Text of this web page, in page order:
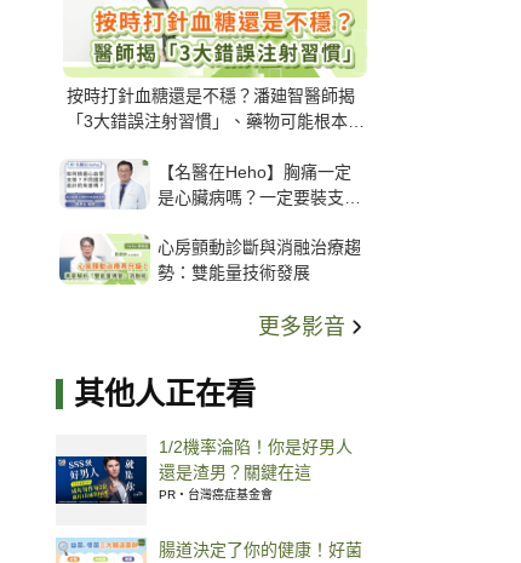
按時打針血糖還是不穩？潘廸智醫師揭
「3大錯誤注射習慣」、藥物可能根本沒
【名醫在Heho】胸痛一定
是心臟病嗎？一定要裝支
解析支架種類、風險與選擇
關鍵
心房顫動診斷與消融治療趨
勢：雙能量技術發展
更多影音
其他人正在看
1/2機率淪陷！你是好男人
還是渣男？關鍵在這
PR・台灣癌症基金會
腸道決定了你的健康！好菌